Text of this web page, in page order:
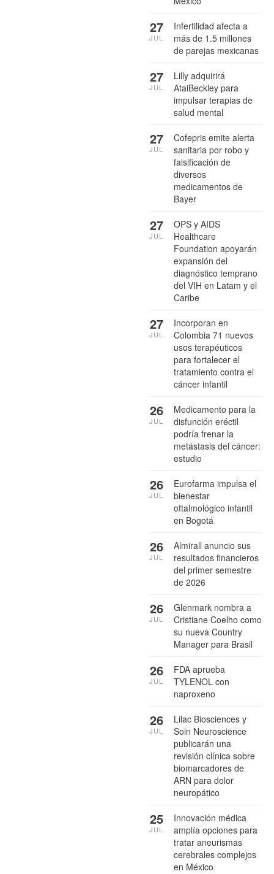
Infertilidad afecta a
más de 1.5 millones
de parejas mexicanas
27
JUL
Lilly adquirirá
AtaiBeckley para
impulsar terapias de
salud mental
27
JUL
Cofepris emite alerta
sanitaria por robo y
falsificación de
diversos
medicamentos de
Bayer
27
JUL
OPS y AIDS
Healthcare
Foundation apoyarán
expansión del
diagnóstico temprano
del VIH en Latam y el
Caribe
27
JUL
Incorporan en
Colombia 71 nuevos
usos terapéuticos
para fortalecer el
tratamiento contra el
cáncer infantil
27
JUL
Medicamento para la
disfunción eréctil
podría frenar la
metástasis del cáncer:
estudio
26
JUL
Eurofarma impulsa el
bienestar
oftalmológico infantil
en Bogotá
26
JUL
Almirall anuncio sus
resultados financieros
del primer semestre
de 2026
26
JUL
Glenmark nombra a
Cristiane Coelho como
su nueva Country
Manager para Brasil
26
JUL
FDA aprueba
TYLENOL con
naproxeno
26
JUL
Lilac Biosciences y
Soin Neuroscience
publicarán una
revisión clínica sobre
biomarcadores de
ARN para dolor
neuropático
26
JUL
Innovación médica
amplía opciones para
tratar aneurismas
cerebrales complejos
en México
25
JUL